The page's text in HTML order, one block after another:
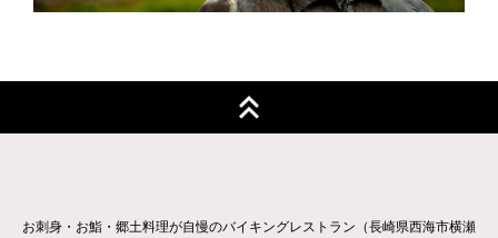
お刺身・お鮨・郷土料理が自慢のバイキングレストラン（長崎県西海市横瀬